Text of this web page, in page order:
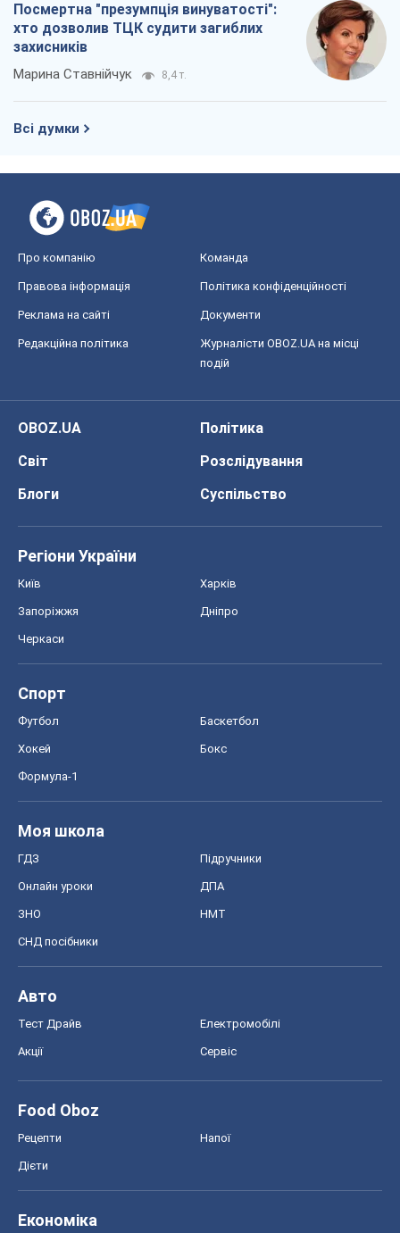
Посмертна "презумпція винуватості":
хто дозволив ТЦК судити загиблих
захисників
Марина Ставнійчук 8,4 т.
Всі думки
Про компанію Команда
Правова інформація Політика конфіденційності
Реклама на сайті Документи
Редакційна політика
Журналісти OBOZ.UA на місці
подій
OBOZ.UA
Політика
Світ
Розслідування
Блоги
Суспільство
Регіони України
Київ Харків
Запоріжжя Дніпро
Черкаси
Спорт
Футбол Баскетбол
Хокей Бокс
Формула-1
Моя школа
ГДЗ Підручники
Онлайн уроки ДПА
ЗНО НМТ
СНД посібники
Авто
Тест Драйв Електромобілі
Акції Сервіс
Food Oboz
Рецепти Напої
Дієти
Економіка